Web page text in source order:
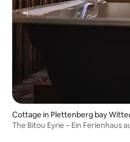
Cottage in Plettenberg bay
The Bitou Eyrie – Ein Ferienhaus